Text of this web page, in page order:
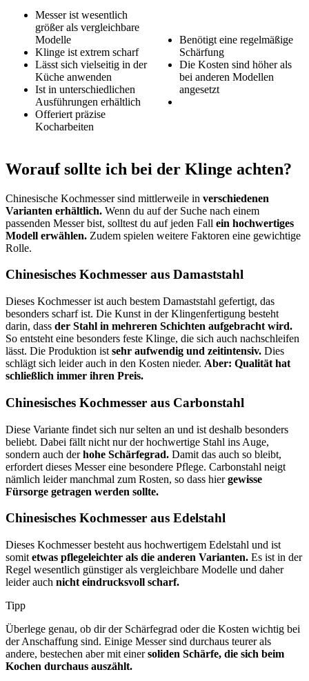
Messer ist wesentlich
größer als vergleichbare
Modelle
Klinge ist extrem scharf
Lässt sich vielseitig in der
Küche anwenden
Ist in unterschiedlichen
Ausführungen erhältlich
Offeriert präzise
Kocharbeiten
Benötigt eine regelmäßige
Schärfung
Die Kosten sind höher als
bei anderen Modellen
angesetzt
Worauf sollte ich bei der Klinge achten?
Chinesische Kochmesser sind mittlerweile in verschiedenen
Varianten erhältlich. Wenn du auf der Suche nach einem
passenden Messer bist, solltest du auf jeden Fall ein hochwertiges
Modell erwählen. Zudem spielen weitere Faktoren eine gewichtige
Rolle.
Chinesisches Kochmesser aus Damaststahl
Dieses Kochmesser ist auch bestem Damaststahl gefertigt, das
besonders scharf ist. Die Kunst in der Klingenfertigung besteht
darin, dass der Stahl in mehreren Schichten aufgebracht wird.
So entsteht eine besonders feste Klinge, die sich auch nachschleifen
lässt. Die Produktion ist sehr aufwendig und zeitintensiv. Dies
schlägt sich leider auch in den Kosten nieder. Aber: Qualität hat
schließlich immer ihren Preis.
Chinesisches Kochmesser aus Carbonstahl
Diese Variante findet sich nur selten an und ist deshalb besonders
beliebt. Dabei fällt nicht nur der hochwertige Stahl ins Auge,
sondern auch derhohe Schärfegrad. Damit das auch so bleibt,
erfordert dieses Messer eine besondere Pflege. Carbonstahl neigt
nämlich leider manchmal zum Rosten, so dass hiergewisse
Fürsorge getragen werden sollte.
Chinesisches Kochmesser aus Edelstahl
Dieses Kochmesser besteht aus hochwertigem Edelstahl und ist
somit etwas pflegeleichter als die anderen Varianten. Es ist in der
Regel wesentlich günstiger als vergleichbare Modelle und daher
leider auch nicht eindrucksvoll scharf.
Tipp
Überlege genau, ob dir der Schärfegrad oder die Kosten wichtig bei
der Anschaffung sind. Einige Messer sind durchaus teurer als
andere, bestechen aber mit einersoliden Schärfe, die sich beim
Kochen durchaus auszählt.